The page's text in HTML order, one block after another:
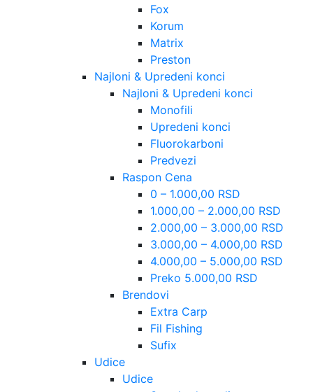
Fox
Korum
Matrix
Preston
Najloni & Upredeni konci
Najloni & Upredeni konci
Monofili
Upredeni konci
Fluorokarboni
Predvezi
Raspon Cena
0 – 1.000,00 RSD
1.000,00 – 2.000,00 RSD
2.000,00 – 3.000,00 RSD
3.000,00 – 4.000,00 RSD
4.000,00 – 5.000,00 RSD
Preko 5.000,00 RSD
Brendovi
Extra Carp
Fil Fishing
Sufix
Udice
Udice